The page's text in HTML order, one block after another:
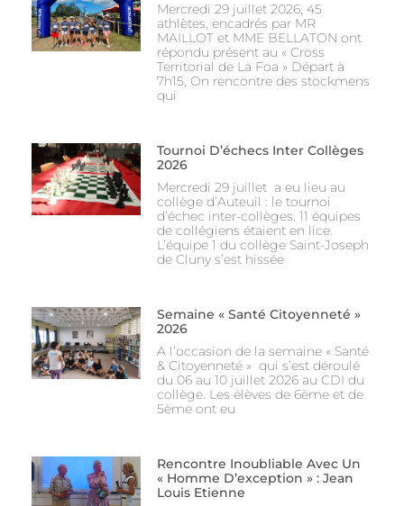
Mercredi 29 juillet 2026, 45
athlètes, encadrés par MR
MAILLOT et MME BELLATON ont
répondu présent au « Cross
Territorial de La Foa » Départ à
7h15, On rencontre des stockmens
qui
Tournoi D’échecs Inter Collèges
2026
Mercredi 29 juillet a eu lieu au
collège d’Auteuil : le tournoi
d’échec inter-collèges. 11 équipes
de collégiens étaient en lice.
L’équipe 1 du collège Saint-Joseph
de Cluny s’est hissée
Semaine « Santé Citoyenneté »
2026
A l’occasion de la semaine « Santé
& Citoyenneté » qui s’est déroulé
du 06 au 10 juillet 2026 au CDI du
collège. Les élèves de 6ème et de
5ème ont eu
Rencontre Inoubliable Avec Un
« Homme D’exception » : Jean
Louis Etienne